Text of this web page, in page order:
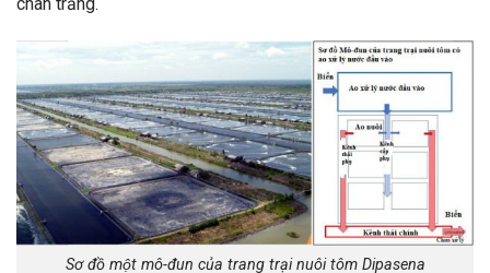
Sơ đồ một mô-đun của trang trại nuôi tôm Dipasena